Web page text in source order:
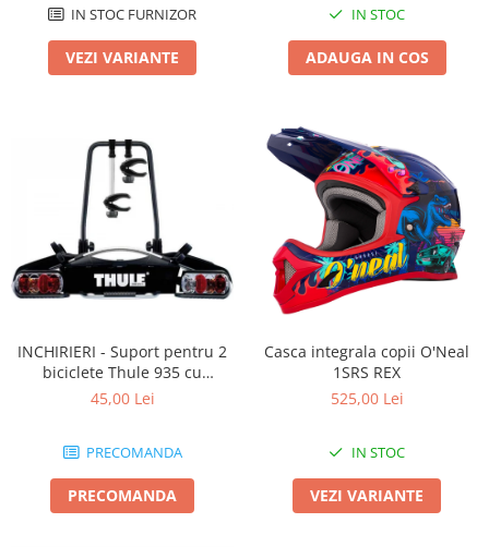
IN STOC FURNIZOR
VEZI VARIANTE
IN STOC
ADAUGA IN COS
INCHIRIERI - Suport pentru 2
biciclete Thule 935 cu
prindere pe carligul de
45,00 Lei
PRECOMANDA
PRECOMANDA
Casca integrala copii O'Neal
1SRS REX
525,00 Lei
IN STOC
VEZI VARIANTE